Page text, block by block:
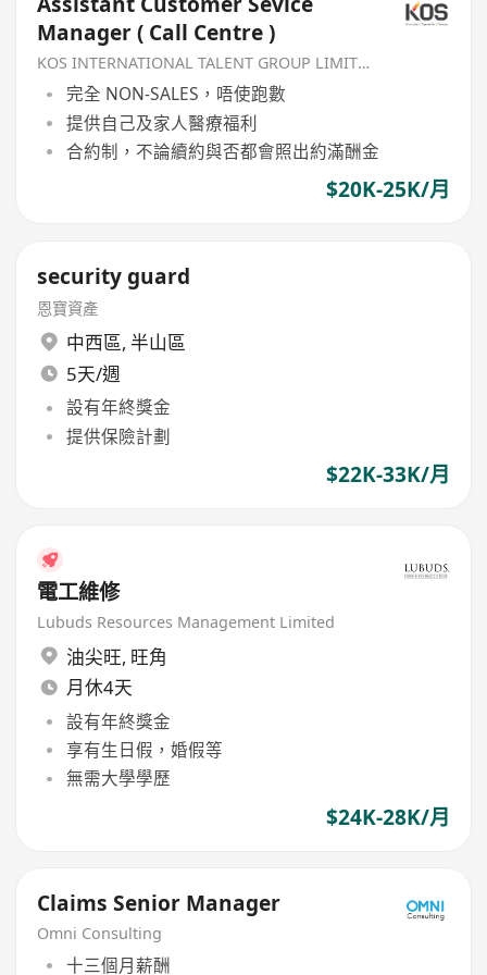
Manager ( Call Centre )
KOS INTERNATIONAL TALENT GROUP LIMITED
完全 NON-SALES，唔使跑數
提供自己及家人醫療福利
合約制，不論續約與否都會照出約滿酬金
$20K-25K/月
security guard
恩寶資產
中西區, 半山區
5天/週
設有年終獎金
提供保險計劃
$22K-33K/月
電工維修
Lubuds Resources Management Limited
油尖旺, 旺角
月休4天
設有年終獎金
享有生日假，婚假等
無需大學學歷
$24K-28K/月
Claims Senior Manager
Omni Consulting
十三個月薪酬